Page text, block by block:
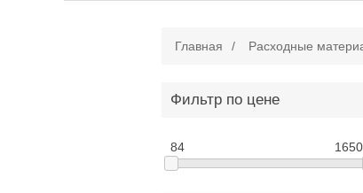
Главная / Расходные
Фильтр по цене
84